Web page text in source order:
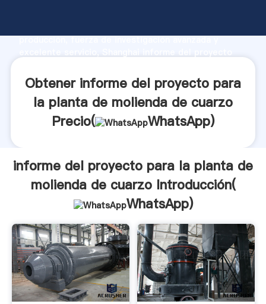
producción, fuerza de investigación avanzada y
el valor y aporta valores a todos los clientes.
Obtener informe del proyecto para
la planta de molienda de cuarzo
Precio(
WhatsApp)
informe del proyecto para la planta de
molienda de cuarzo Introducción(
WhatsApp)